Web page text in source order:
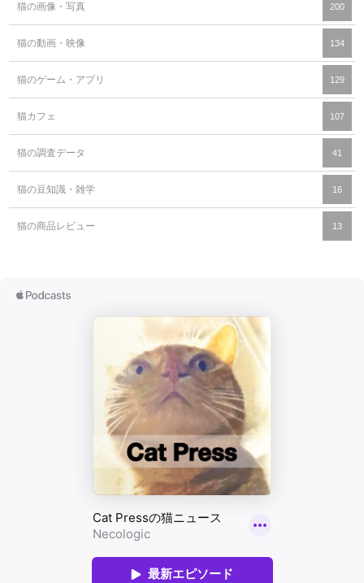
猫の画像・写真 200
猫の動画・映像 134
猫のゲーム・アプリ 129
猫カフェ 107
猫の調査データ 41
猫の豆知識・雑学 16
猫の商品レビュー 13